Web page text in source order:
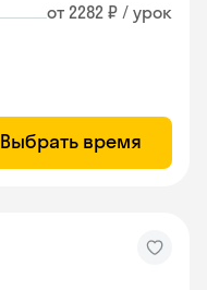
от 2282 ₽ / урок
Выбрать время